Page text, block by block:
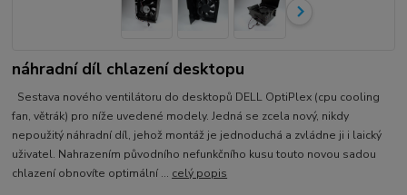
náhradní díl chlazení desktopu
Sestava nového ventilátoru do desktopů DELL OptiPlex (cpu cooling
fan, větrák) pro níže uvedené modely. Jedná se zcela nový, nikdy
nepoužitý náhradní díl, jehož montáž je jednoduchá a zvládne ji i laický
uživatel. Nahrazením původního nefunkčního kusu touto novou sadou
chlazení obnovíte optimální ... celý popis